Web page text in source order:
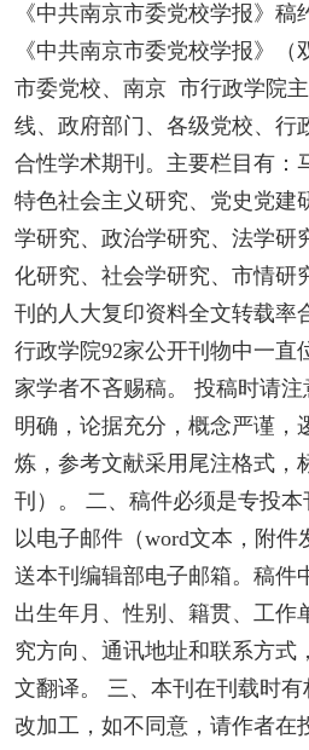
《中共南京市委党校学报》稿
《中共南京市委党校学报》
市委党校、南京 市行政学院
线、政府部门、各级党校、行
合性学术期刊。主要栏目有：
特色社会主义研究、党史党建
学研究、政治学研究、法学研
化研究、社会学研究、市情研
刊的人大复印资料全文转载率
行政学院92家公开刊物中一直
家学者不吝赐稿。 投稿时请
明确，论据充分，概念严谨，
炼，参考文献采用尾注格式，
刊）。 二、稿件必须是专投本
以电子邮件（word文本，附
送本刊编辑部电子邮箱。稿件
出生年月、性别、籍贯、工作
究方向、通讯地址和联系方式
文翻译。 三、本刊在刊载时
改加工，如不同意，请作者在